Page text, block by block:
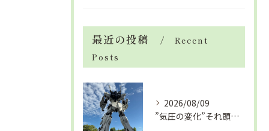
最近の投稿
Recent
Posts
2026/08/09
”気圧の変化”それ頭痛の”たね”ですよ「眼精疲労改善コース」